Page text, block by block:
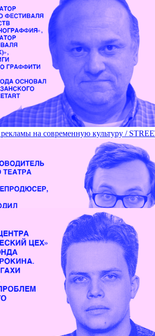
на DOCA 2018 / PRAGUE DESIGN
рекламы на современную культуру /
в современном театре /